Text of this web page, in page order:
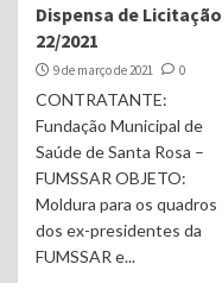
Dispensa de Licitação
22/2021
9 de março de 2021 0
CONTRATANTE:
Fundação Municipal de
Saúde de Santa Rosa –
FUMSSAR OBJETO:
Moldura para os quadros
dos ex-presidentes da
FUMSSAR e...